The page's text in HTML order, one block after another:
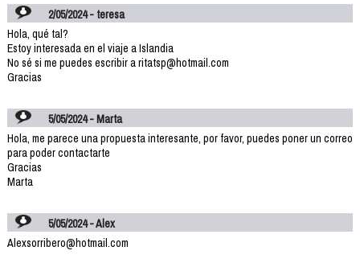
2/05/2024 - teresa
Hola, qué tal?
Estoy interesada en el viaje a Islandia
No sé si me puedes escribir a ritatsp@hotmail.com
Gracias
5/05/2024 - Marta
Hola, me parece una propuesta interesante, por favor, puedes poner un correo
para poder contactarte
Gracias
Marta
5/05/2024 - Alex
Alexsorribero@hotmail.com